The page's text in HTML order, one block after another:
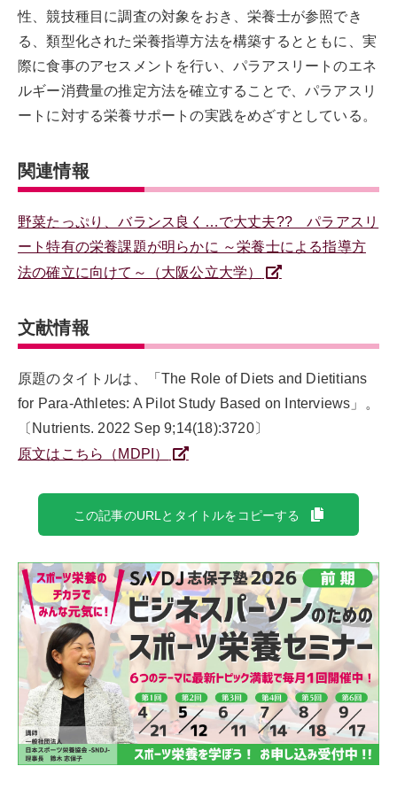
性、競技種目に調査の対象をおき、栄養士が参照でき
る、類型化された栄養指導方法を構築するとともに、実
際に食事のアセスメントを行い、パラアスリートのエネ
ルギー消費量の推定方法を確立することで、パラアスリ
ートに対する栄養サポートの実践をめざすとしている。
関連情報
野菜たっぷり、バランス良く…で大丈夫?? パラアスリ
ート特有の栄養課題が明らかに ～栄養士による指導方
法の確立に向けて～（大阪公立大学）
文献情報
原題のタイトルは、「The Role of Diets and Dietitians
for Para-Athletes: A Pilot Study Based on Interviews」。
〔Nutrients. 2022 Sep 9;14(18):3720〕
原文はこちら（MDPI）
この記事のURLとタイトルをコピーする